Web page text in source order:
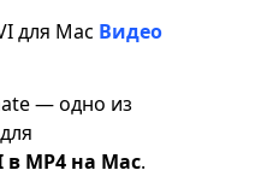
для Mac Видео
— одно из
MP4 на Mac.